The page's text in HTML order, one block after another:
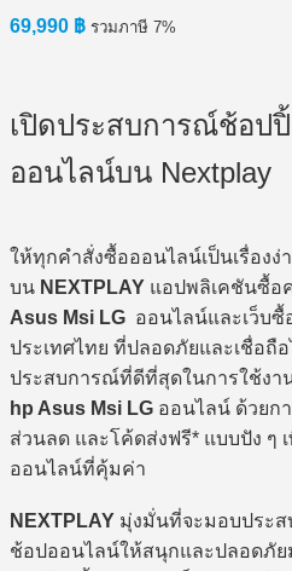
69,990 ฿ รวมภาษี 7%
เปิดประสบการณ์ช้อป
ออนไลน์บน Nextplay
ให้ทุกคำสั่งซื้อออนไลน์เป็นเรื่อง
บน NEXTPLAY แอปพลิเคชันซื้อ
Asus Msi LG ออนไลน์และเว็บ
ประเทศไทย ที่ปลอดภัยและเชื่อถื
ประสบการณ์ที่ดีที่สุดในการใช้งา
hp Asus Msi LG ออนไลน์ ด้วยก
ส่วนลด และโค้ดส่งฟรี* แบบปัง ๆ
ออนไลน์ที่คุ้มค่า
NEXTPLAY มุ่งมั่นที่จะมอบประ
ช้อปออนไลน์ให้สนุกและปลอดภั